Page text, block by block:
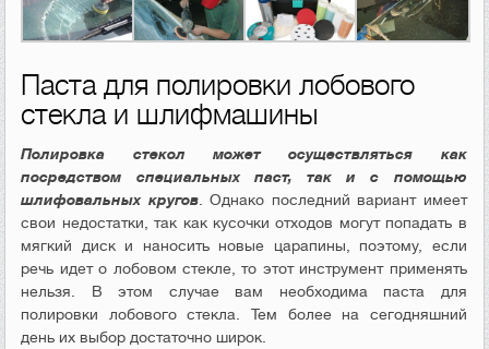
Паста для полировки лобового
стекла и шлифмашины
Полировка стекол может осуществляться как
посредством специальных паст, так и с помощью
шлифовальных кругов. Однако последний вариант имеет
свои недостатки, так как кусочки отходов могут попадать в
мягкий диск и наносить новые царапины, поэтому, если
речь идет о лобовом стекле, то этот инструмент применять
нельзя. В этом случае вам необходима паста для
полировки лобового стекла. Тем более на сегодняшний
день их выбор достаточно широк.